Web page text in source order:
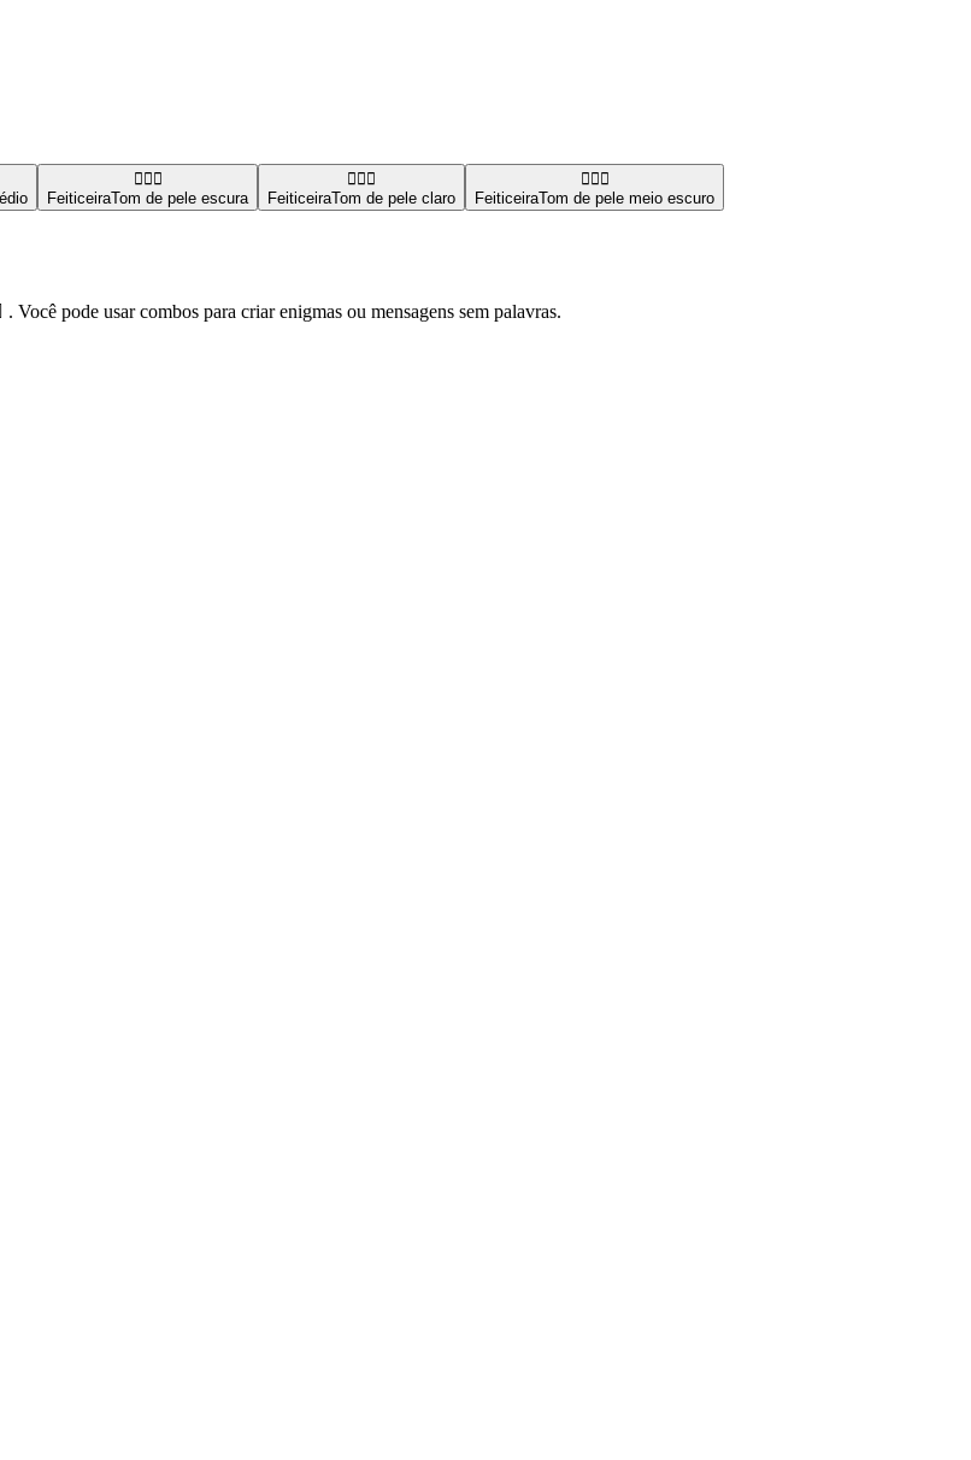
🧙🏿‍♀️
FeiticeiraTom de pele escura
🧙🏻‍♀️
FeiticeiraTom de pele claro
🧙🏾‍♀️
FeiticeiraTom de pele meio escuro
pode usar combos para criar enigmas ou mensagens sem palavras.